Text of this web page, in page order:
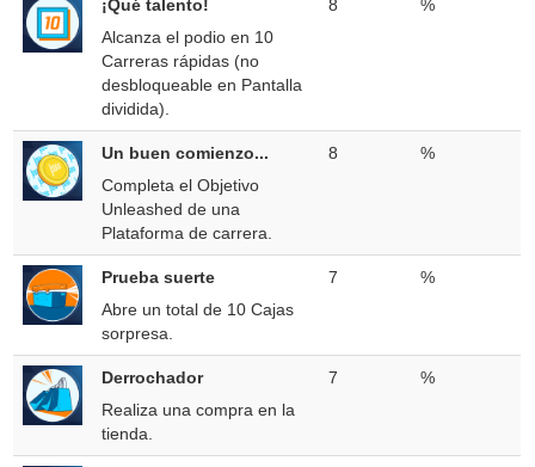
¡Qué talento!
Alcanza el podio en 10
Carreras rápidas (no
desbloqueable en Pantalla
dividida).
8 %
Un buen comienzo...
Completa el Objetivo
Unleashed de una
Plataforma de carrera.
8 %
Prueba suerte
Abre un total de 10 Cajas
sorpresa.
7 %
Derrochador
Realiza una compra en la
tienda.
7 %